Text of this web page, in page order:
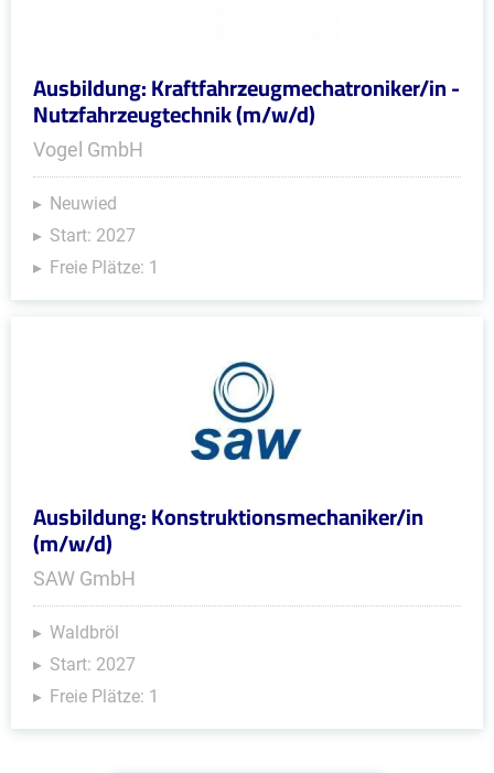
Ausbildung: Kraftfahrzeugmechatroniker/in -
Nutzfahrzeugtechnik (m/w/d)
Vogel GmbH
Neuwied
Start: 2027
Freie Plätze: 1
Ausbildung: Konstruktionsmechaniker/in
(m/w/d)
SAW GmbH
Waldbröl
Start: 2027
Freie Plätze: 1